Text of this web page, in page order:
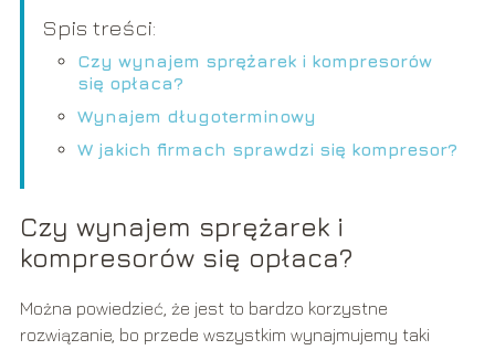
Spis treści:
Czy wynajem sprężarek i kompresorów
się opłaca?
Wynajem długoterminowy
W jakich firmach sprawdzi się kompresor?
Czy wynajem sprężarek i
kompresorów się opłaca?
Można powiedzieć, że jest to bardzo korzystne
rozwiązanie, bo przede wszystkim wynajmujemy taki